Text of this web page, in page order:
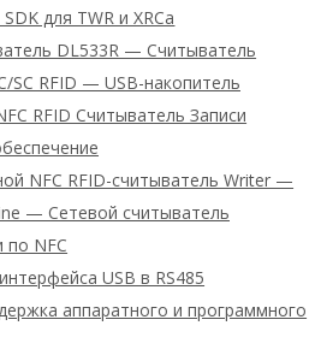
для TWR и XRCa
DL533R — Считыватель
SC RFID — USB-накопитель
RFID Считыватель Записи
NFC RFID-считыватель Writer —
— Сетевой считыватель
по NFC
USB в RS485
аппаратного и программного